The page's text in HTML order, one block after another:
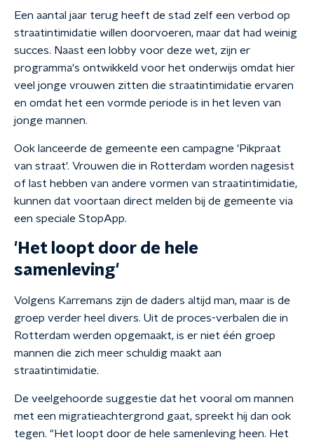
Een aantal jaar terug heeft de stad zelf een verbod op
straatintimidatie willen doorvoeren, maar dat had weinig
succes. Naast een lobby voor deze wet, zijn er
programma's ontwikkeld voor het onderwijs omdat hier
veel jonge vrouwen zitten die straatintimidatie ervaren
en omdat het een vormde periode is in het leven van
jonge mannen.
Ook lanceerde de gemeente een campagne 'Pikpraat
van straat'. Vrouwen die in Rotterdam worden nagesist
of last hebben van andere vormen van straatintimidatie,
kunnen dat voortaan direct melden bij de gemeente via
een speciale StopApp.
'Het loopt door de hele
samenleving'
Volgens Karremans zijn de daders altijd man, maar is de
groep verder heel divers. Uit de proces-verbalen die in
Rotterdam werden opgemaakt, is er niet één groep
mannen die zich meer schuldig maakt aan
straatintimidatie.
De veelgehoorde suggestie dat het vooral om mannen
met een migratieachtergrond gaat, spreekt hij dan ook
tegen. "Het loopt door de hele samenleving heen. Het